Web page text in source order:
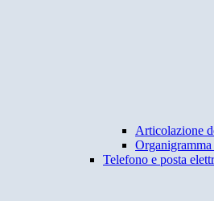
Articolazione
Organigramma
Telefono e posta